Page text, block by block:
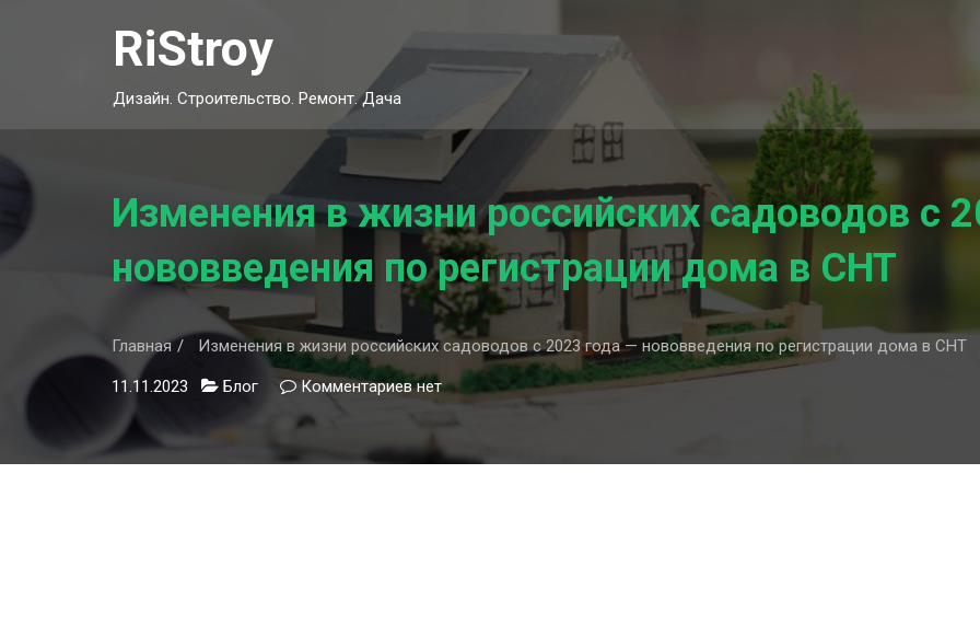
RiStroy
Дизайн. Строительство. Ремонт. Дача
Изменения в жизни российских садоводов с
нововведения по регистрации дома в СНТ
Главная Изменения в жизни российских садоводов с 2023 года — нововведения по регистрации дома в СНТ
11.11.2023 Блог Комментариевк
записи
в
нет